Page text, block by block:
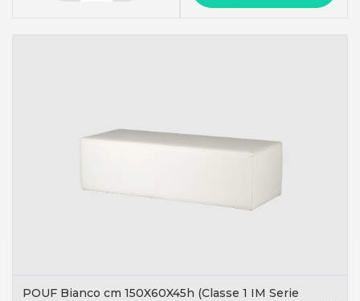
POUF Bianco cm 150X60X45h (Classe 1 IM Serie